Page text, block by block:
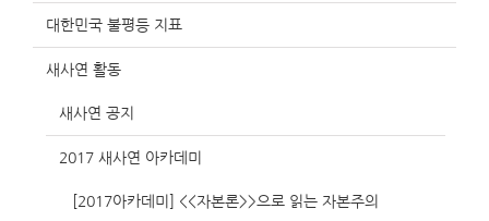
대한민국 불평등 지표
새사연 활동
새사연 공지
2017 새사연 아카데미
[2017아카데미] <<자본론>>으로 읽는 자본주의